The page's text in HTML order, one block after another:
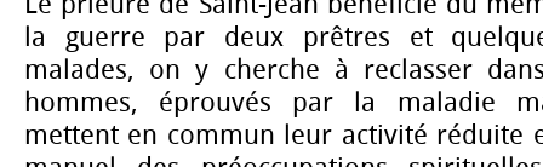
la guerre par deux prêtres et
malades, on y cherche à reclasser
hommes, éprouvés par la maladie
mettent en commun leur activité réduite